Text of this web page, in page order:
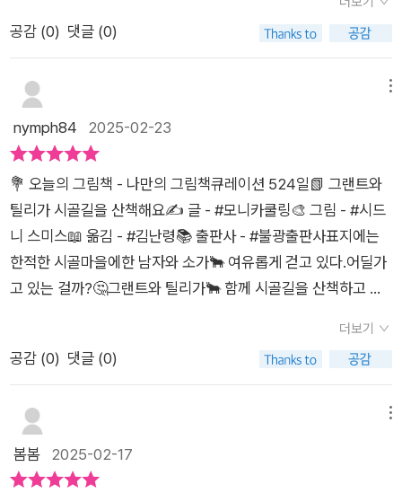
표현 자체도 흔하지 않다보니 재미있다. 5. 메시지이 책에서는 대
지를 전한다.샤워하다가 산책하다가 운전하다가 영감을 얻는다
는 뜻도 되면서, 내 주변 일상 자체가 예술의 소재가 될 수도 있다
는 의미도 담고 있다. 나 다운 게 뭔지, 독창성에 대한 고민을 하
게 된다.근래 본 책 가운데 소장가치가 넘치는 책이었다.이야기,
그림, 한 화가를 복합적으로 경험할 수 있는 작품이었다.
이다. 틸리는 모니카 쿨링이 상상력을 더해 만들어 낸 대상이다.
랜트를 기다리는 틸리와 파리에서 그림을 그리지만 행복하지 않
은 그랜트.그랜트와 틸리의 따뜻한 우정과 그랜트가 진정한 예술
은 파리가 아닌 자신의 경험에서 진정한 예술이 탄생한다는 사실
을 깨달아가는 이야기가 시드니 스미스의 아름다운 그림과 함께
펼쳐진다.우리는 가끔 내면보다는 겉모습에 빠져들 때가 있다. 허
세에 빠져 진짜 예술을 느끼지 못하는 모습이 단순히 예술에만 국
한되지 않는 것 같다.우리가 소중히 여기는 것들이 우리 삶을 더
풍성하고 아름다운 예술의 길로 이끌어 행복한 삶을 만들어낸다
@lael_84, @bkbooks_child 좋은 책 보내주셔서 잘 읽었습니
고스스로를 믿도록 북돋우는 지혜롭고 다정한 그림책 ​​줄거리...그
랜트와 틸리가 함께 시골길을 산책하고 있었어요.​가끔 겹겹이 이
라보곤 했어요. 좀 더 신나고 짜릿한 삶을 꿈꾸면서요.​​​'틸리, 나 내
일 파리로 떠날 거야. 나도 프랑스 화가들처럼 그림을 그리고 싶
어.'​틸리가 목장 맨 끝에 서서 구슬피 음매애애애 , 하고 울었지요.​
것처럼 보이지 않았어요.​그랜트는 보드라운 틸리의 목을 끌어안
으며 말했어요. '난 돌아왔어.'​무슨 이유에 그림을 포기하고 그랜
트는 다시 고향으로 돌아왔을까요? 돌아와서 무슨 일을 했을까
요?...<그랜트와 틸리가 시골길을 산책해요>을 읽고...한 적한 시
골에 태어나 그랜트. 강아지도 아닌데 소와 함께 산책을 하는 그
랜트. 아주 평범하고 지루할 만큼 특별한 일들이 없는 이야기 같
았지만 시드니 스미스 작가님의 그림을 보며 제가 태어난 시골의
트는 화가의 이야기였어요. 모니카 쿨링 작가님이 소를 등장하며
고향이 주는 정겨움이 첨가되면서 독자들의 풍부한 감정을 이끌
어 주었어요. 그리고 꿈을 꾸는 한 아이의 성장과 꿈이 이루기까
지 여정을 보여주었습니다. ​저도 그림을 그리는 걸 좋아해요. 누
공감 (0) 댓글 (0)
nymph84 2025-02-23
💐 오늘의 그림책 - 나만의 그림책큐레이션 524일📗 그랜트와
틸리가 시골길을 산책해요✍️ 글 - #모니카쿨링🎨 그림 - #시드
니 스미스📖 옮김 - #김난령📚 출판사 - #불광출판사표지에는
한적한 시골마을에한 남자와 소가🐂 여유롭게 걷고 있다.어딜가
고 있는 걸까?🤔그랜트와 틸리가🐂 함께 시골길을 산책하고 있
는 행복하지 않았다.좀 더 신나고 짜릿한 삶을 꿈꾸었다.그랜트는
농장에서 태어나서 자랐지만,평생 농부로👨‍🌾 살고 싶지 않았다.
그랜트는 화가가 되고 싶었다.그랜트는 틸리에게 파리로 따날거
라고말했고 틸리는 몹시 슬퍼했다.화가👨‍🎨 친구 마빈과 파리로
온 그랜트설레이는 마음으로 파리의 도시를바라보았다.파리의
생활은 그랜트가 생각하는 처럼행복했을까?🤷‍♂️시골에 남겨져 그
더보기
공감 (0) 댓글 (0)
봄봄 2025-02-17